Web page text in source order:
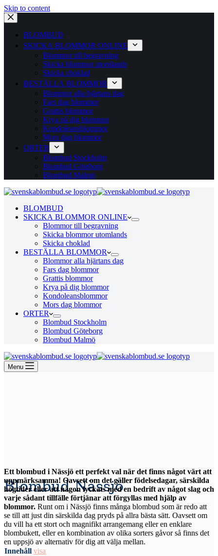
Skip to content
BLOMBUD
SKICKA BLOMMOR ONLINE
Blommor till begravning
Skicka blommor utomlands
Skicka choklad
BESTÄLLA BLOMMOR
Blommor alla hjärtans dag
Fars dag blommor
Grattis blommor
Krya på dig blommor
Kondoleansblommor
Mors dag blommor
ORTER
Blombud Stockholm
Blombud Göteborg
Blombud Malmö
BLOMBUD
SKICKA BLOMMOR ONLINE
Blommor till begravning
Skicka blommor utomlands
Skicka choklad
BESTÄLLA BLOMMOR
Blommor alla hjärtans dag
Fars dag blommor
Grattis blommor
Krya på dig blommor
Kondoleansblommor
Mors dag blommor
ORTER
Blombud Stockholm
Blombud Göteborg
Blombud Malmö
Menu
Blombud Nässjö
Ett blombud i Nässjö ett perfekt val när det finns något värt att
uppmärksamma! Oavsett om det gäller födelsedagar, särskilda
högtider eller att någon lyckats med en bedrift av något slag och
varje sådant tillfälle förtjänar att förgyllas med hjälp av
blommor.
se till att just din särskilda dag pryds på allra bästa sätt. Oavsett om
du vill ha ett stort och magnifikt arrangemang eller en enklare
blombukett, eller en kombination av olika sorters gåvor så finns det
en uppsjö av alternativ för dig att välja mellan.
Innehåll visa